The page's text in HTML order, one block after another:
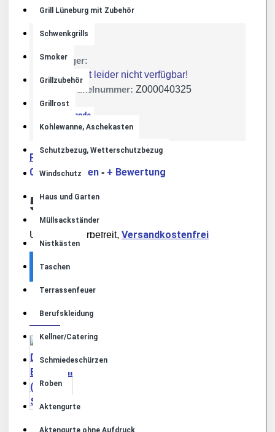
Grill Lüneburg mit Zubehör
Schwenkgrills
Smoker
Grillzubehör
Grillrost
Kohlewanne, Aschekasten
Schutzbezug, Wetterschutzbezug
Windschutz
Haus und Garten
Müllsackständer
Nistkästen
Taschen
Terrassenfeuer
Berufskleidung
Kellner/Catering
Schmiedeschürzen
Roben
Aktengurte
Aktengurte ohne Aufdruck
Lager:
Derzeit leider nicht verfügbar!
Artikelnummer: Z000040325
JVA Sehnde
Produktsicherheit
0 Bewertungen - + Bewertung
55,00€
Umsatzsteuerbefreit, Versandkostenfrei
MEHR VON DIESER MARKE